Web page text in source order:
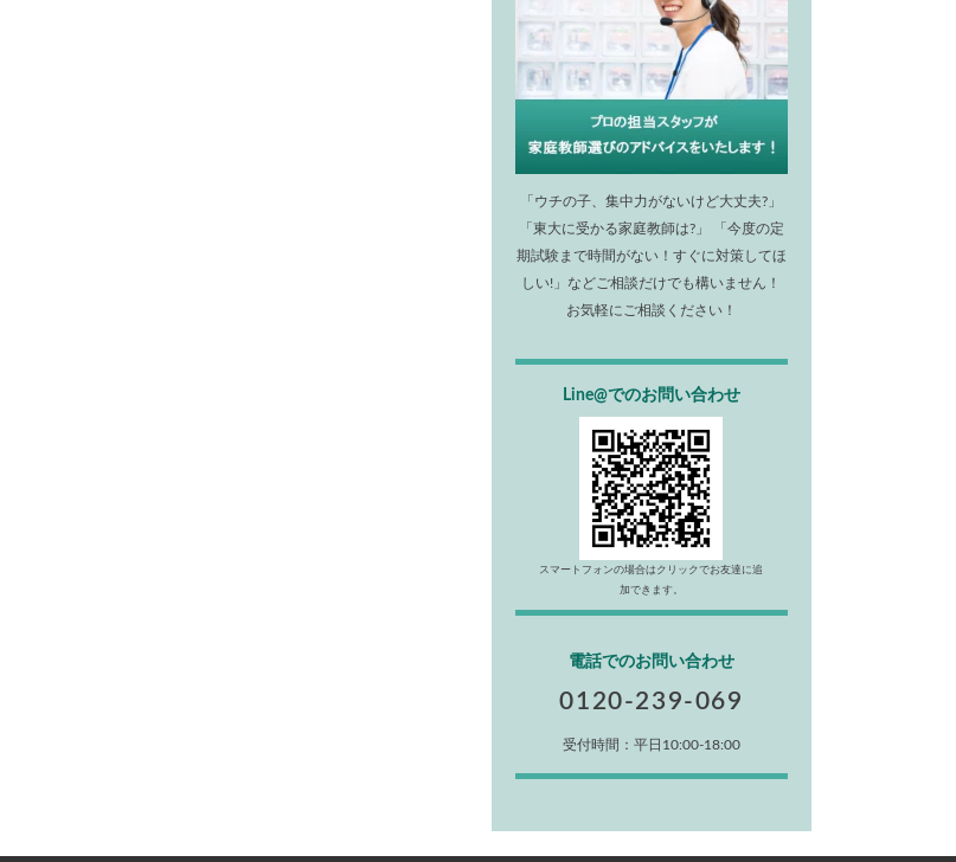
「ウチの子、集中力がないけど大丈夫?」
「東大に受かる家庭教師は?」 「今度の定
期試験まで時間がない！すぐに対策してほ
しい!」などご相談だけでも構いません！
お気軽にご相談ください！
Line@でのお問い合わせ
スマートフォンの場合はクリックでお友達に追
加できます。
電話でのお問い合わせ
0120-239-069
受付時間：平日10:00-18:00